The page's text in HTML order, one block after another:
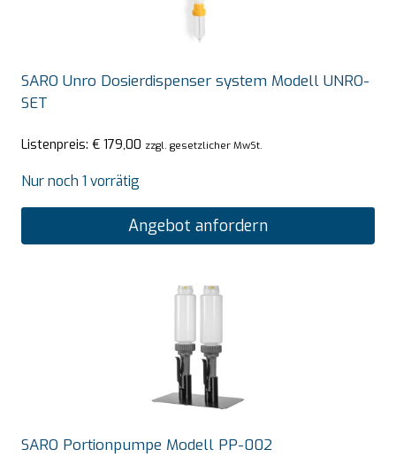
SARO Unro Dosierdispenser system Modell UNRO-
SET
Listenpreis: € 179,00 zzgl. gesetzlicher MwSt.
Nur noch 1 vorrätig
Angebot anfordern
SARO Portionpumpe Modell PP-002